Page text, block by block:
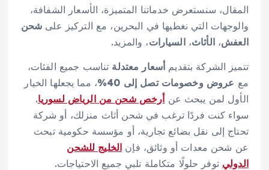
المقال، سنستعرض خدماتنا المتميزة، الأسعار الشفافة،
والوجهات التي نغطيها في البحرين، مع التركيز على شحن
العفش،الأثاث،السيارات، والمزيد.
تتميز الشركة بتقديمأسعار معتدلة تناسب جميع الفئات،
مع عروض وخصومات تصل إلى 40%
، مما يجعلها الخيار
الأول لمن يبحث عنأرخص شحن من الرياض لسوريا.
سواء كنت فردًا ترغب في شحن أثاث منزلك، أو شركة
تحتاج إلى نقل بضائع تجارية، أو مؤسسة حكومية تبحث
عن شحن معدات أو وثائق، فإن الخليج للشحن
الدولي توفر حلولًا متكاملة تلبي جميع الاحتياجات.